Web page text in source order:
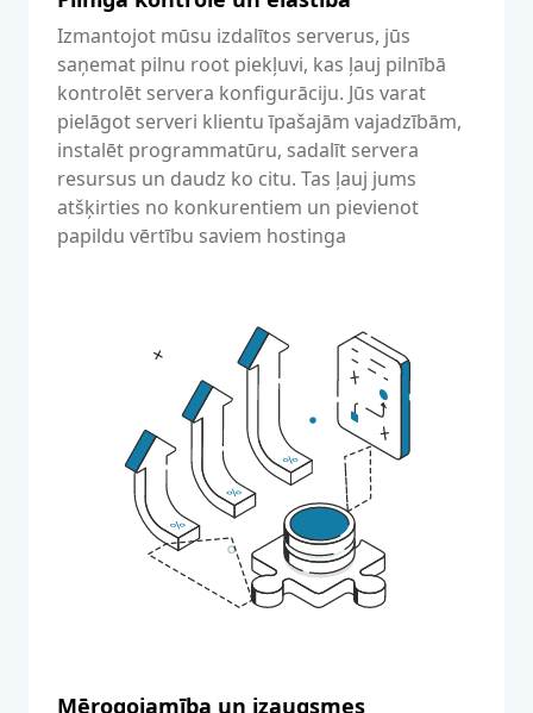
Izmantojot mūsu izdalītos serverus, jūs
saņemat pilnu root piekļuvi, kas ļauj pilnībā
kontrolēt servera konfigurāciju. Jūs varat
pielāgot serveri klientu īpašajām vajadzībām,
instalēt programmatūru, sadalīt servera
resursus un daudz ko citu. Tas ļauj jums
atšķirties no konkurentiem un pievienot
papildu vērtību saviem hostinga
Mērogojamība un izaugsmes